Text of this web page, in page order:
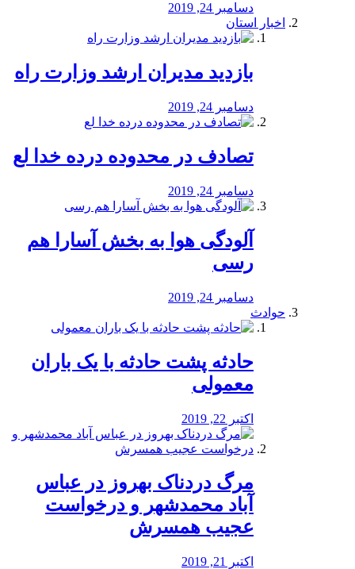
دسامبر 24, 2019
اخبار استان
بازدید مدیران ارشد وزارت راه
دسامبر 24, 2019
تصادف در محدوده درده خدا لع
دسامبر 24, 2019
آلودگی هوا به بخش آسارا هم
رسی
دسامبر 24, 2019
حوادث
️حادثه پشت حادثه با یک باران
معمولی
اکتبر 22, 2019
مرگ دردناک بهروز در عباس
آباد محمدشهر و درخواست
عجیب همسرش
اکتبر 21, 2019